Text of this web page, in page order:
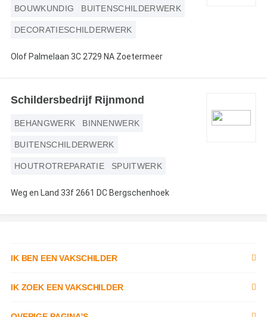
BOUWKUNDIG BUITENSCHILDERWERK
DECORATIESCHILDERWERK
Olof Palmelaan 3C 2729 NA Zoetermeer
Schildersbedrijf Rijnmond
BEHANGWERK BINNENWERK
BUITENSCHILDERWERK
HOUTROTREPARATIE SPUITWERK
Weg en Land 33f 2661 DC Bergschenhoek
IK BEN EEN VAKSCHILDER
Inschrijven als schilder
Documenten
IK ZOEK EEN VAKSCHILDER
Zoek naar schilder